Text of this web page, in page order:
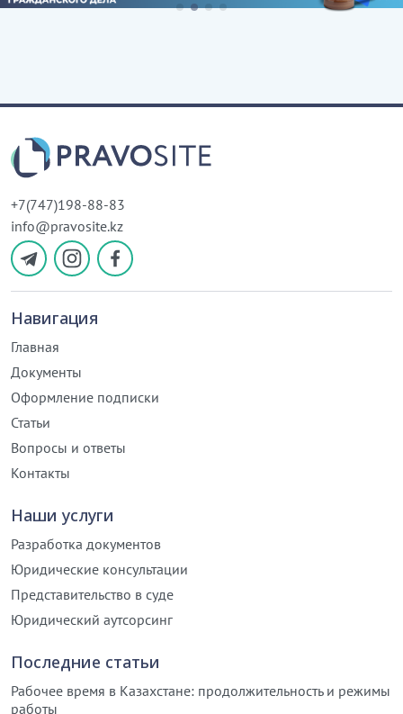
+7(747)198-88-83
info@pravosite.kz
Навигация
Главная
Документы
Оформление подписки
Статьи
Вопросы и ответы
Контакты
Наши услуги
Разработка документов
Юридические консультации
Представительство в суде
Юридический аутсорсинг
Последние статьи
Рабочее время в Казахстане: продолжительность и режимы
работы